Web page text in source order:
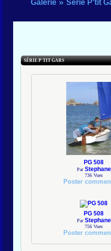
Galerie Série P'tit
SÉRIE P'TIT GARS
PG 508
ParStephane
736 Vues
Poster
PG 508
ParStephane
756 Vues
Poster